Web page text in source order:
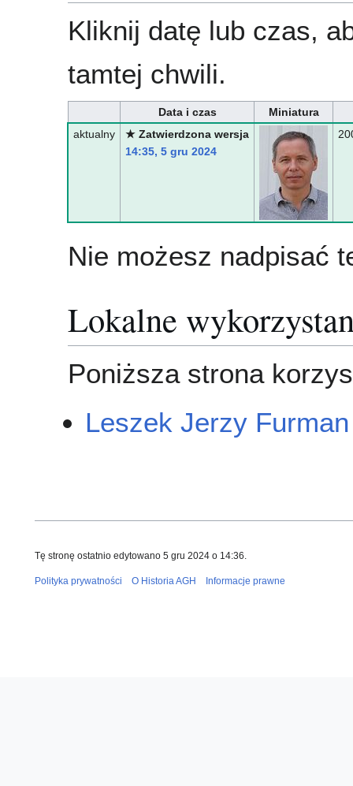
Kliknij datę lub czas,
tamtej chwili.
Data i czas
Miniatura
aktualny
★ Zatwierdzona wersja
14:35, 5 gru 2024
Nie możesz nadpisać
Lokalne
Poniższa strona
Leszek Jerzy Furman
Tę stronę ostatnio edytowano 5 gru 2024 o 14:36.
Polityka prywatności O Historia AGH Informacje prawne